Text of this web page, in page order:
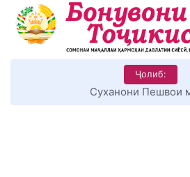
Ҷолиб:
КИТОБХОНИРО ДАР ХУД